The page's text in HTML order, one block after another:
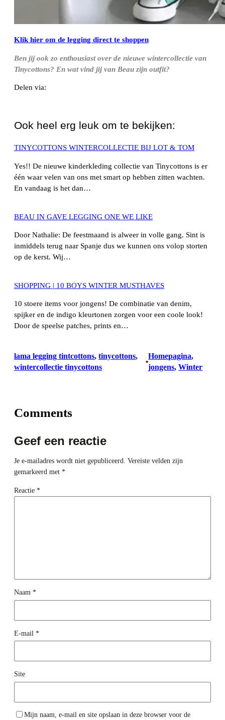
Klik hier om de legging direct te shoppen
Ben jij ook zo enthousiast over de nieuwe wintercollectie van
Tinycottons? En wat vind jij van Beau zijn outfit?
Delen via:
Ook heel erg leuk om te bekijken:
TINYCOTTONS WINTERCOLLECTIE BIJ LOT & TOM
Yes!! De nieuwe kinderkleding collectie van Tinycottons is er
één waar velen van ons met smart op hebben zitten wachten.
En vandaag is het dan…
BEAU IN GAVE LEGGING ONE WE LIKE
Door Nathalie: De feestmaand is alweer in volle gang. Sint is
inmiddels terug naar Spanje dus we kunnen ons volop storten
op de kerst. Wij…
SHOPPING | 10 BOYS WINTER MUSTHAVES
10 stoere items voor jongens! De combinatie van denim,
spijker en de indigo kleurtonen zorgen voor een coole look!
Door de speelse patches, prints en…
lama legging tintcottons, tinycottons
wintercollectie tinycottons
•
Homepagina
jongens, Winter
Comments
Geef een reactie
Je e-mailadres wordt niet gepubliceerd. Vereiste velden zijn
gemarkeerd met *
Reactie *
Naam *
E-mail *
Site
Mijn naam, e-mail en site opslaan in deze browser voor de